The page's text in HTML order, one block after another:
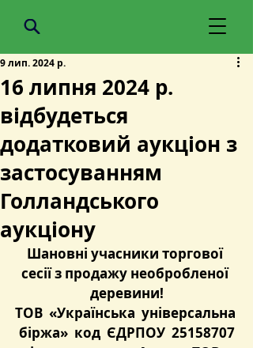
16 липня 2024 р.
відбудеться
додатковий аукціон з
застосуванням
Голландського
аукціону
9 лип. 2024 р.
Шановні учасники торгової
сесії з продажу необробленої
деревини!
ТОВ  «Українська  універсальна
біржа»  код  ЄДРПОУ  25158707